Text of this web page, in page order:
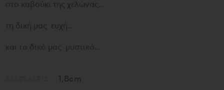
στο καβούκι της χελώνας…
τη δική μας ευχή…
και το δικό μας μυστικό…
1,8cm